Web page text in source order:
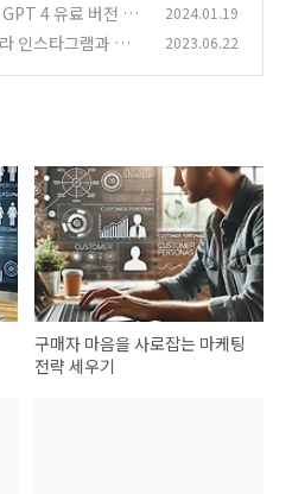
4 유료 버전 출
(1)
2024.01.19
인스타그램과 유
2023.06.22
구매자 마음을 사로잡는 마케팅
전략 세우기